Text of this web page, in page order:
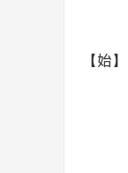
【始】